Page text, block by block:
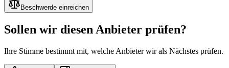
Beschwerde einreichen
Sollen wir diesen Anbieter prüfen?
Ihre Stimme bestimmt mit, welche Anbieter wir als Nächstes prüfen.